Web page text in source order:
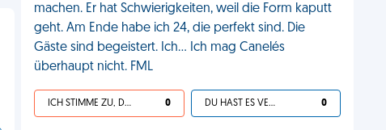
machen. Er hat Schwierigkeiten, weil die Form kaputt
geht. Am Ende habe ich 24, die perfekt sind. Die
Gäste sind begeistert. Ich… Ich mag Canelés
überhaupt nicht. FML
ICH STIMME ZU, DEIN LEBEN IST SCHEISSE 0 DU HAST ES VERDIENT 0